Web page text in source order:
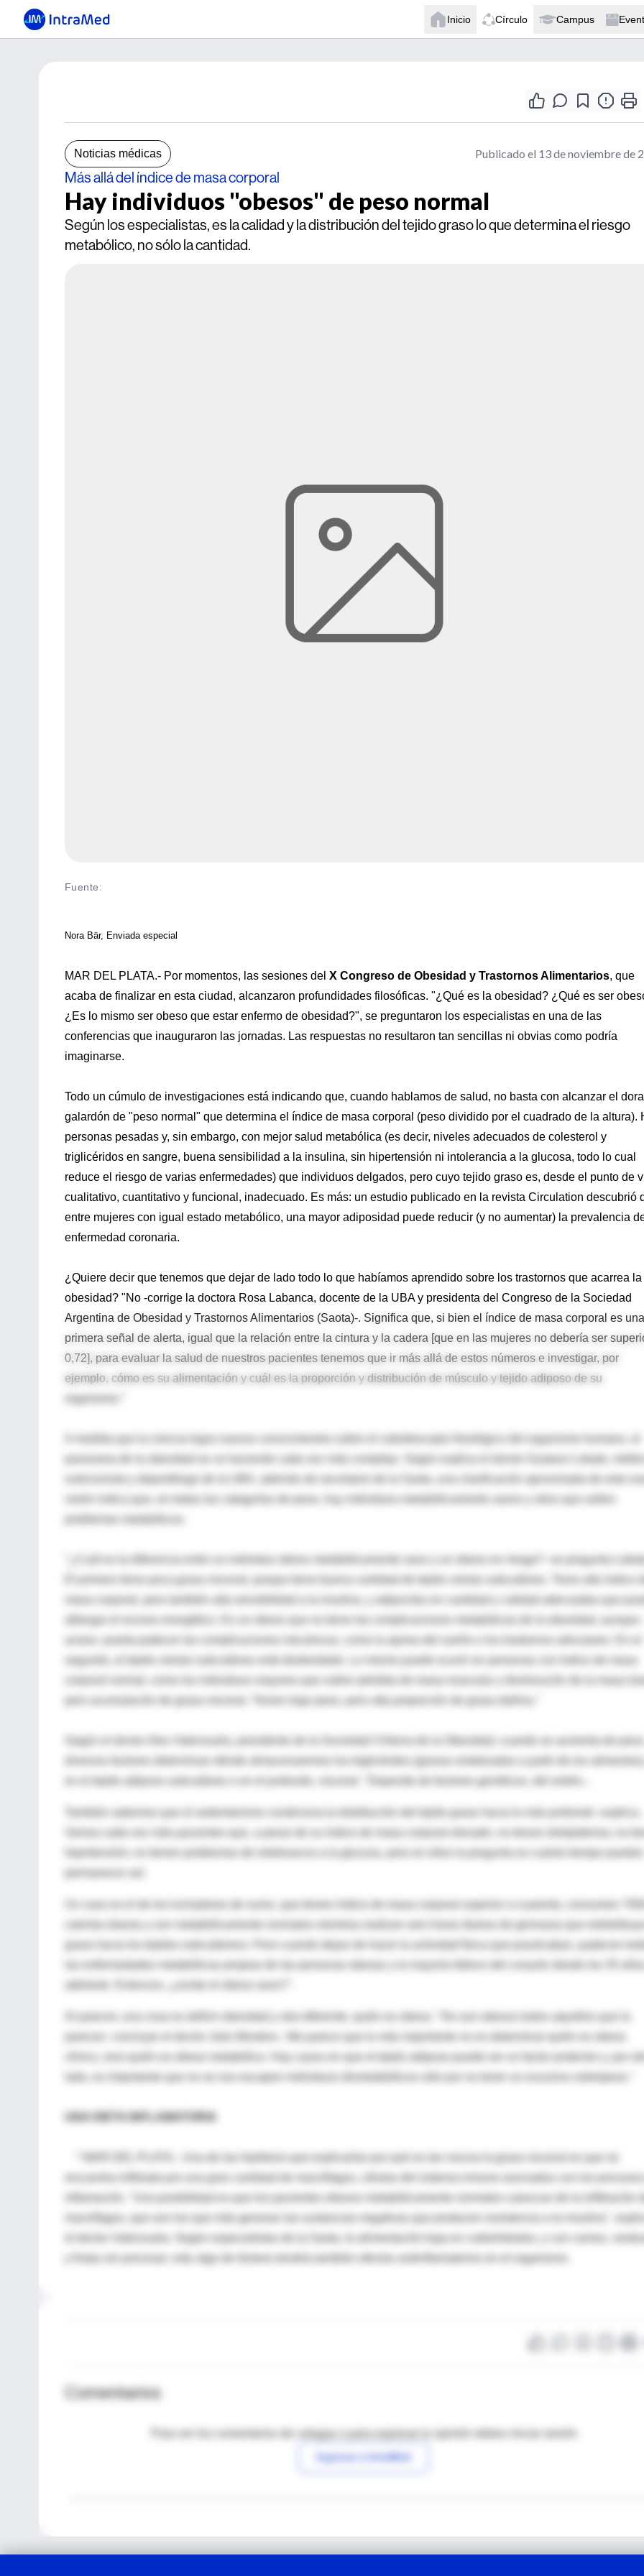
Inicio Círculo Campus
Noticias médicas Publicado el 13 de noviembre de
Más allá del índice de masa corporal
Hay individuos "obesos" de peso normal
Según los especialistas, es la calidad y la distribución del tejido graso lo que determina el riesgo
metabólico, no sólo la cantidad.
Fuente:
Nora Bär, Enviada especial
MAR DEL PLATA.- Por momentos, las sesiones del X Congreso de Obesidad y Trastornos Alimentarios, que
acaba de finalizar en esta ciudad, alcanzaron profundidades filosóficas. "¿Qué es la obesidad? ¿Qué es ser
¿Es lo mismo ser obeso que estar enfermo de obesidad?", se preguntaron los especialistas en una de las
conferencias que inauguraron las jornadas. Las respuestas no resultaron tan sencillas ni obvias como podría
imaginarse.
Todo un cúmulo de investigaciones está indicando que, cuando hablamos de salud, no basta con alcanzar el
galardón de "peso normal" que determina el índice de masa corporal (peso dividido por el cuadrado de la altura).
personas pesadas y, sin embargo, con mejor salud metabólica (es decir, niveles adecuados de colesterol y
triglicéridos en sangre, buena sensibilidad a la insulina, sin hipertensión ni intolerancia a la glucosa, todo lo cual
reduce el riesgo de varias enfermedades) que individuos delgados, pero cuyo tejido graso es, desde el punto de
cualitativo, cuantitativo y funcional, inadecuado. Es más: un estudio publicado en la revista Circulation descubrió
entre mujeres con igual estado metabólico, una mayor adiposidad puede reducir (y no aumentar) la prevalencia
enfermedad coronaria.
¿Quiere decir que tenemos que dejar de lado todo lo que habíamos aprendido sobre los trastornos que acarrea la
obesidad? "No -corrige la doctora Rosa Labanca, docente de la UBA y presidenta del Congreso de la Sociedad
Argentina de Obesidad y Trastornos Alimentarios (Saota)-. Significa que, si bien el índice de masa corporal es una
primera señal de alerta, igual que la relación entre la cintura y la cadera [que en las mujeres no debería ser
0,72], para evaluar la salud de nuestros pacientes tenemos que ir más allá de estos números e investigar, por
ejemplo, cómo es su alimentación y cuál es la proporción y distribución de músculo y tejido adiposo de su
organismo."
A medida que la ciencia logra nuevos conocimientos sobre el caleidoscopio fisiológico del organismo humano, el
panorama de la obesidad se va haciendo cada vez más complejo. Según explica el doctor Gustavo Lobato, médico
nutricionista y deportólogo de la UBA, además de secretario de la Saota, una clasificación aproximada de esta
visión indica que, en todas las categorías de peso, hay individuos metabólicamente sanos y otros que sufren
"¿Cuál es la diferencia entre un individuo obeso metabólicamente sano y un obeso en riesgo? -se pregunta
El primero tiene poca grasa visceral, porque tiene buena cantidad de tejido celular subcutáneo. Tiene alto índice
albergar el exceso energético. Es un obeso que no tiene las complicaciones metabólicas de la obesidad, aunque -
aclara- pueda padecer las complicaciones mecánicas, como la apnea del sueño o los trastornos articulares. En el
segundo, el tejido celular subcutáneo está desbordado. Lo mismo puede ocurrir en personas con índice de masa
corporal normal, como los individuos mayores que sufren pérdida de masa muscular y disminución de la masa
Según el doctor Alex Valenzuela, presidente de la Sociedad Chilena de la Obesidad, cuando se aumenta de peso,
diversos factores determinan dónde almacenaremos los triglicéridos (grasas sintetizadas a partir de los alimentos),
en el tejido adiposo subcutáneo o en el profundo, visceral. "Depende de factores genéticos, del estrés...
hipertensión; no tienen problemas de intolerancia a la glucosa, pero en ellos la pregunta es cuánto tiempo pueden
Un caso es el de los luchadores de sumo, que tienen índice de masa corporal superior a cuarenta, consumen 7000
las enfermedades metabólicas propias de las personas obesas y la mayoría fallece del corazón desde los 35 años
Al parecer, una cosa es definir obesidad y otra diferente, quién es obeso. "No son obesos todos aquellos que la
parecen -concluye el doctor Julio Montero-. Me parece que lo más importante no es determinar quién es obeso
lado, es importante que no se nos escapen individuos dismetabólicos sólo por no tener un excesivo sobrepeso."
encuentra infiltrada por una gran cantidad de macrófagos, células del sistema inmune asociadas con los procesos
macrófagos, que son los que más generan las sustancias negativas que producen resistencia a la insulina",
el doctor Valenzuela. Según especialistas de la Saota, la alimentación baja en carbohidratos, y con carnes,
y frutas sin procesar, más algo de lácteos tendría también efectos antiinflamatorios en el organismo.
Comentarios
Para ver los comentarios de colegas o para expresar tu opinión debes iniciar sesión
Ingresar a IntraMed